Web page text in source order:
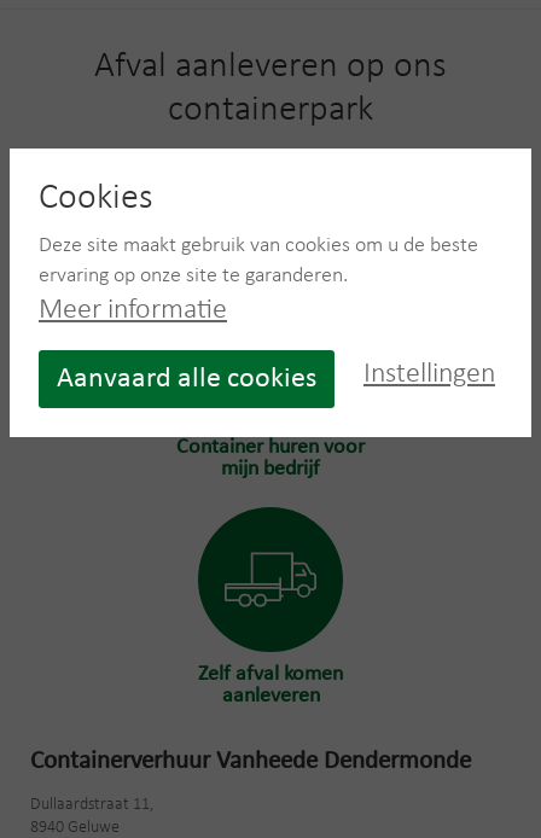
Afval aanleveren op ons
containerpark
leveren? U bent welkom op één van onze Recycling
Container huren voor
mijn bedrijf
Zelf afval komen
aanleveren
Containerverhuur Vanheede Dendermonde
Dullaardstraat 11,
8940 Geluwe
Cookies
Deze site maakt gebruik van cookies om u de beste
ervaring op onze site te garanderen.
Meer informatie
Aanvaard alle cookies Instellingen